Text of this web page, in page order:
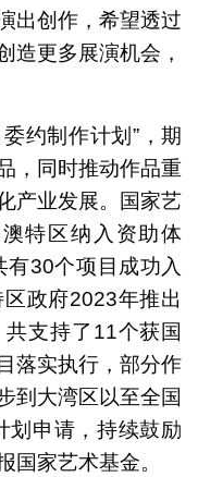
出创作，希望透过
造更多展演机会，
约制作计划”，期
，同时推动作品重
产业发展。国家艺
特区纳入资助体
30个项目成功入
政府2023年推出
支持了11个获国
落实执行，部分作
到大湾区以至全国
划申请，持续鼓励
国家艺术基金。